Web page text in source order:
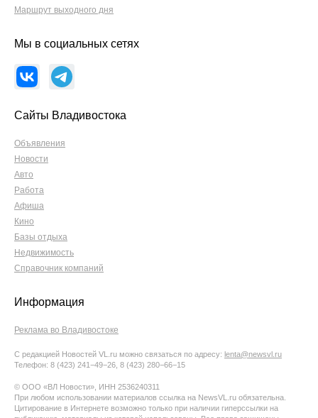
Маршрут выходного дня
Мы в социальных сетях
Сайты Владивостока
Объявления
Новости
Авто
Работа
Афиша
Кино
Базы отдыха
Недвижимость
Справочник компаний
Информация
Реклама во Владивостоке
С редакцией Новостей VL.ru можно связаться по адресу: lenta@newsvl.ru
Телефон: 8 (423) 241−49−26, 8 (423) 280−66−15
© ООО «ВЛ Новости», ИНН 2536240311
При любом использовании материалов ссылка на NewsVL.ru обязательна.
Цитирование в Интернете возможно только при наличии гиперссылки на